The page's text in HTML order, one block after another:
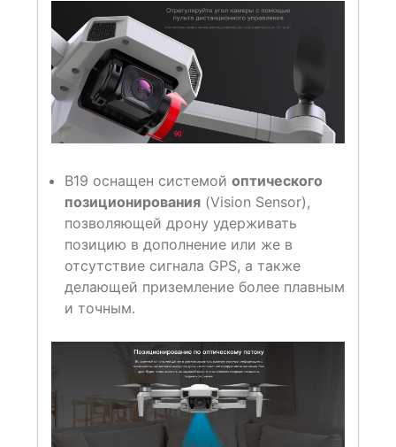
B19 оснащен системой оптического
позиционирования (Vision Sensor),
позволяющей дрону удерживать
позицию в дополнение или же в
отсутствие сигнала GPS, а также
делающей приземление более плавным
и точным.